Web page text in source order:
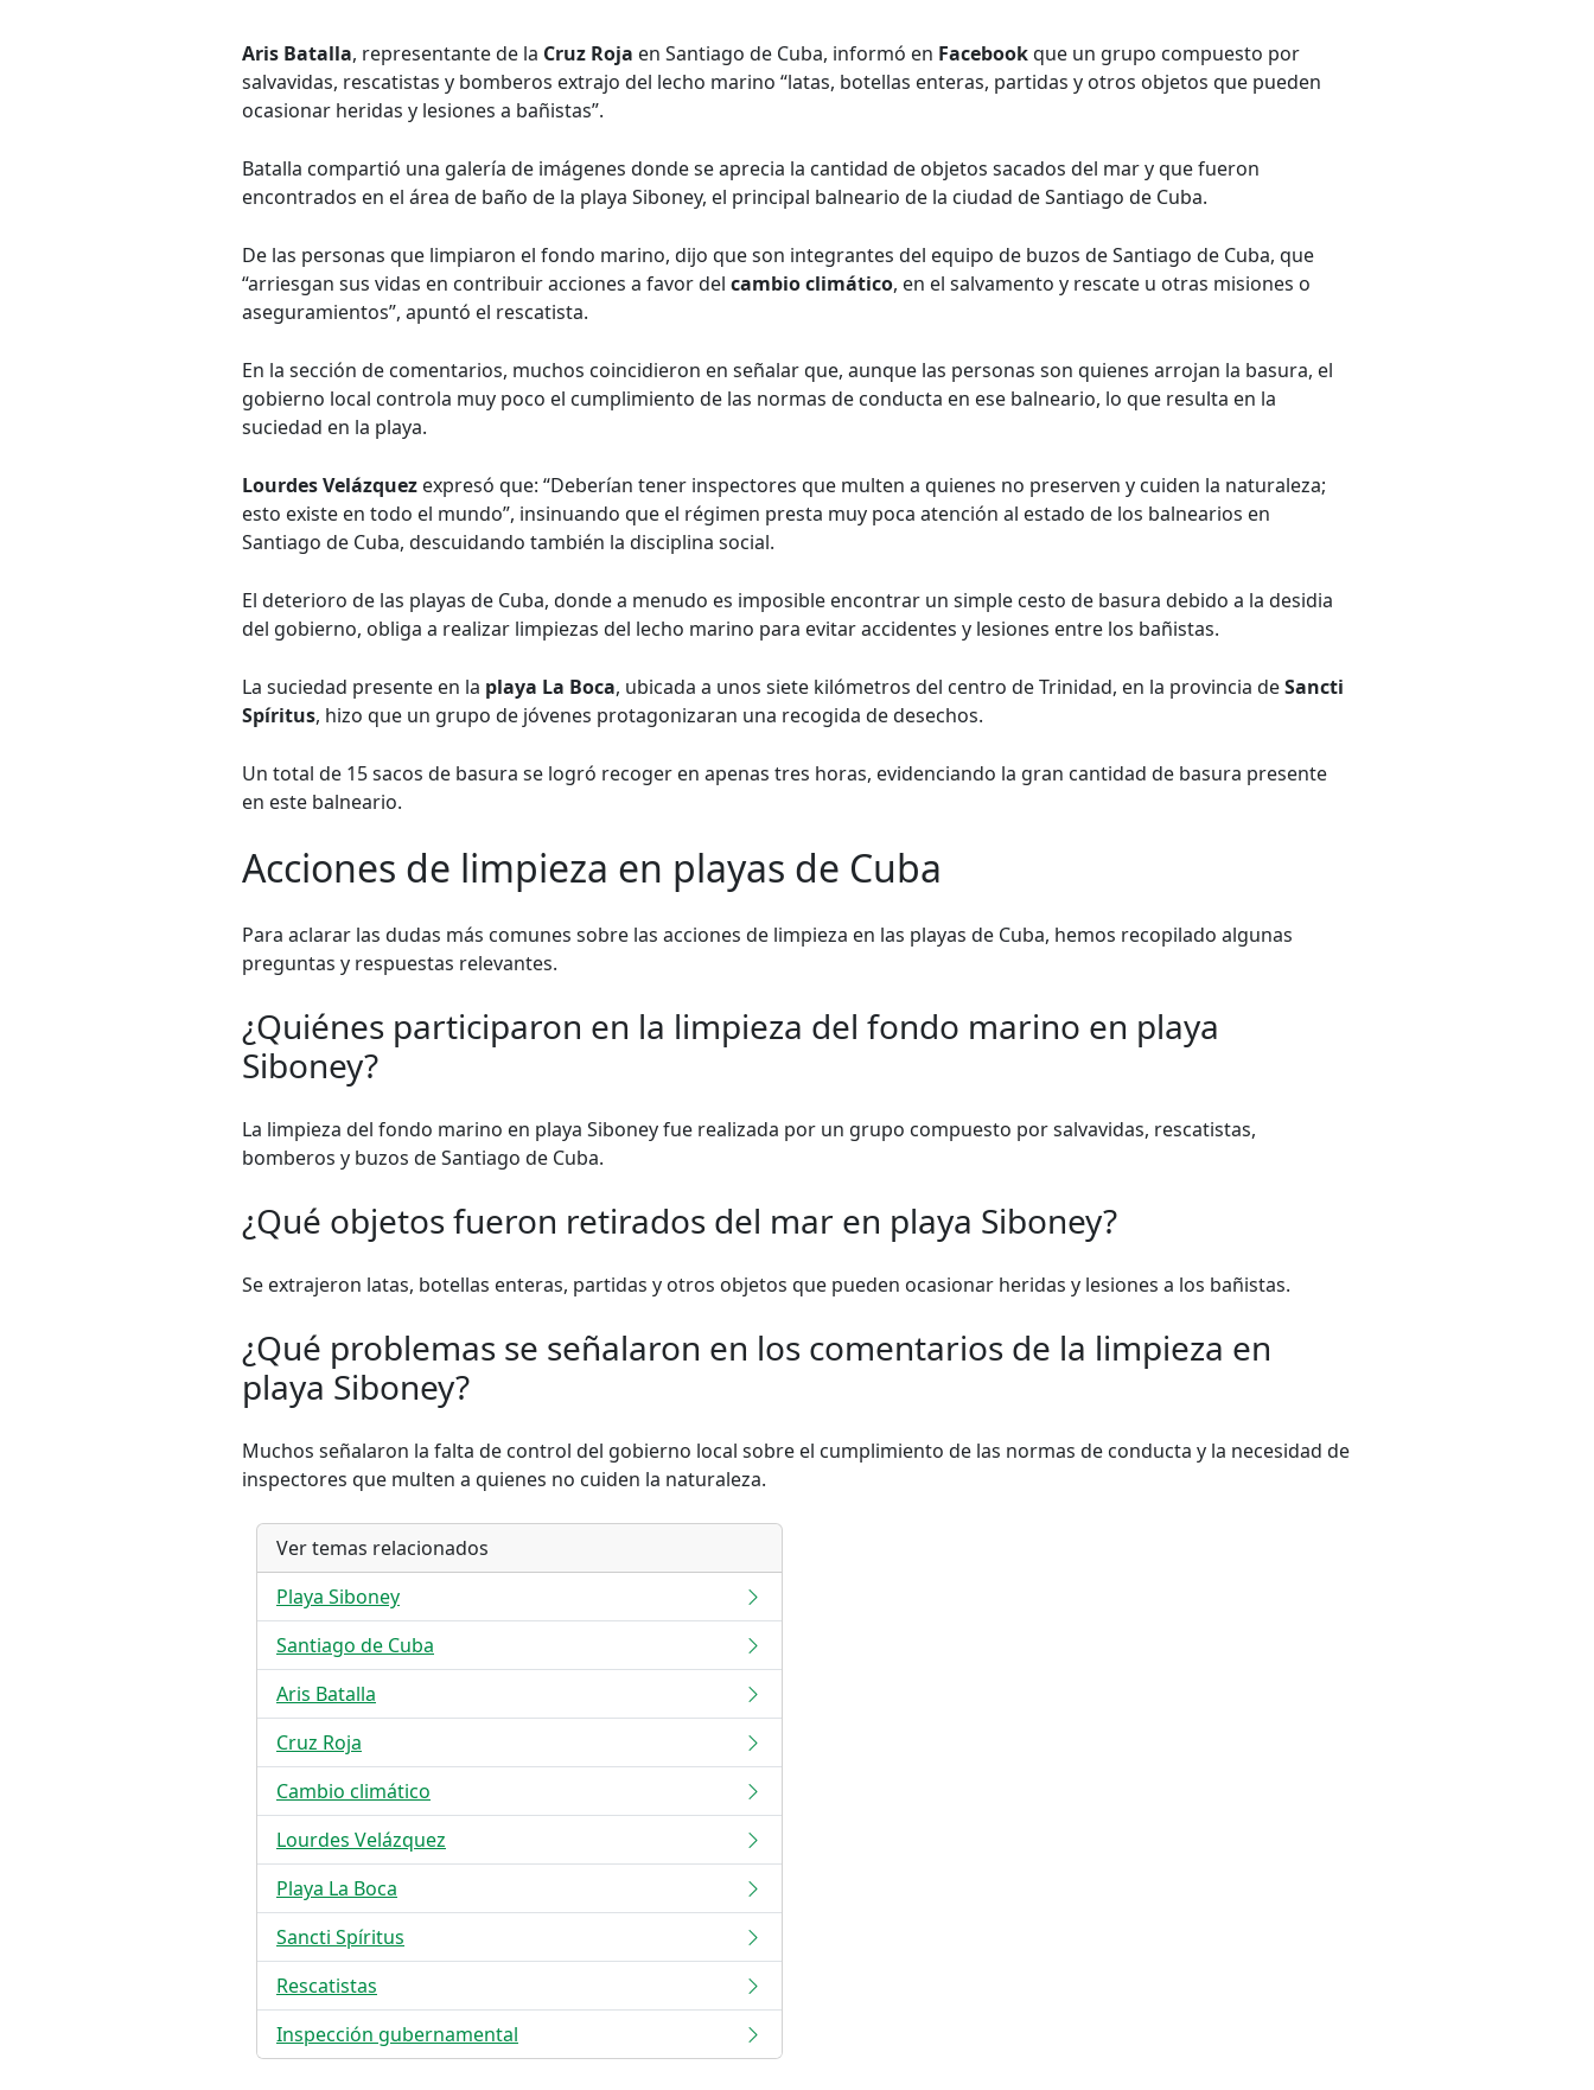
Aris Batalla, representante de la Cruz Roja en Santiago de Cuba, informó en Facebookque un grupo compuesto por
salvavidas, rescatistas y bomberos extrajo del lecho marino “latas, botellas enteras, partidas y otros objetos que pueden
ocasionar heridas y lesiones a bañistas”.
Batalla compartió una galería de imágenes donde se aprecia la cantidad de objetos sacados del mar y que fueron
encontrados en el área de baño de la playa Siboney, el principal balneario de la ciudad de Santiago de Cuba.
De las personas que limpiaron el fondo marino, dijo que son integrantes del equipo de buzos de Santiago de Cuba, que
“arriesgan sus vidas en contribuir acciones a favor del cambio climático, en el salvamento y rescate u otras misiones o
aseguramientos”, apuntó el rescatista.
En la sección de comentarios, muchos coincidieron en señalar que, aunque las personas son quienes arrojan la basura, el
gobierno local controla muy poco el cumplimiento de las normas de conducta en ese balneario, lo que resulta en la
suciedad en la playa.
Lourdes Velázquez expresó que: “Deberían tener inspectores que multen a quienes no preserven y cuiden la naturaleza;
esto existe en todo el mundo”, insinuando que el régimen presta muy poca atención al estado de los balnearios en
Santiago de Cuba, descuidando también la disciplina social.
El deterioro de las playas de Cuba, donde a menudo es imposible encontrar un simple cesto de basura debido a la desidia
del gobierno, obliga a realizar limpiezas del lecho marino para evitar accidentes y lesiones entre los bañistas.
La suciedad presente en la playa La Boca, ubicada a unos siete kilómetros del centro de Trinidad, en la provincia deSancti
Spíritus, hizo que un grupo de jóvenes protagonizaran una recogida de desechos.
Un total de 15 sacos de basura se logró recoger en apenas tres horas, evidenciando la gran cantidad de basura presente
en este balneario.
Acciones de limpieza en playas de Cuba
Para aclarar las dudas más comunes sobre las acciones de limpieza en las playas de Cuba, hemos recopilado algunas
preguntas y respuestas relevantes.
¿Quiénes participaron en la limpieza del fondo marino en playa
Siboney?
La limpieza del fondo marino en playa Siboney fue realizada por un grupo compuesto por salvavidas, rescatistas,
bomberos y buzos de Santiago de Cuba.
¿Qué objetos fueron retirados del mar en playa Siboney?
Se extrajeron latas, botellas enteras, partidas y otros objetos que pueden ocasionar heridas y lesiones a los bañistas.
¿Qué problemas se señalaron en los comentarios de la limpieza en
playa Siboney?
Muchos señalaron la falta de control del gobierno local sobre el cumplimiento de las normas de conducta y la necesidad de
inspectores que multen a quienes no cuiden la naturaleza.
Ver temas relacionados
Playa Siboney
Santiago de Cuba
Aris Batalla
Cruz Roja
Cambio climático
Lourdes Velázquez
Playa La Boca
Sancti Spíritus
Rescatistas
Inspección gubernamental